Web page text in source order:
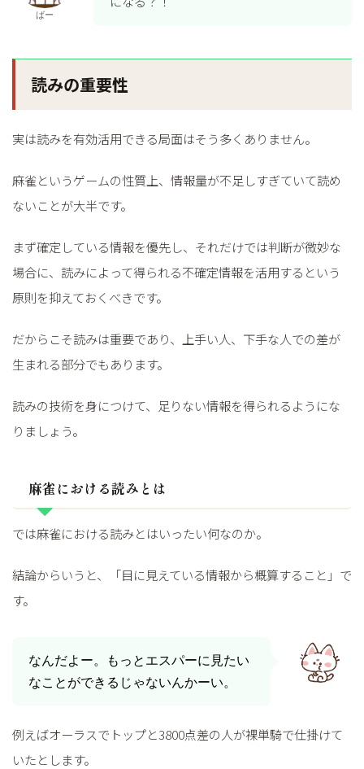
ばー
読みの重要性
実は読みを有効活用できる局面はそう多くありません。
麻雀というゲームの性質上、情報量が不足しすぎていて読め
ないことが大半です。
まず確定している情報を優先し、それだけでは判断が微妙な
場合に、読みによって得られる不確定情報を活用するという
原則を抑えておくべきです。
だからこそ読みは重要であり、上手い人、下手な人での差が
生まれる部分でもあります。
読みの技術を身につけて、足りない情報を得られるようにな
りましょう。
麻雀における読みとは
では麻雀における読みとはいったい何なのか。
結論からいうと、「目に見えている情報から概算すること」で
す。
なんだよー。もっとエスパーに見たい
なことができるじゃないんかーい。
例えばオーラスでトップと3800点差の人が裸単騎で仕掛けて
いたとします。